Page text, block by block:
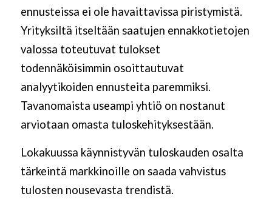
ennusteissa ei ole havaittavissa piristymistä.
Yrityksiltä itseltään saatujen ennakkotietojen
valossa toteutuvat tulokset
todennäköisimmin osoittautuvat
analyytikoiden ennusteita paremmiksi.
Tavanomaista useampi yhtiö on nostanut
arviotaan omasta tuloskehityksestään.
Lokakuussa käynnistyvän tuloskauden osalta
tärkeintä markkinoille on saada vahvistus
tulosten nousevasta trendistä.